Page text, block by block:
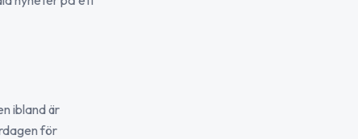
ibland är
för